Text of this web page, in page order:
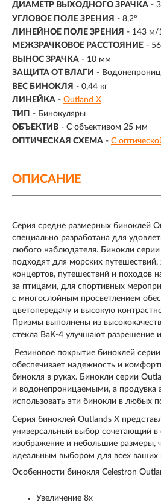
ДИАМЕТР ВЫХОДНОГО ЗРАЧКА -
УГЛОВОЕ ПОЛЕ ЗРЕНИЯ - 8,2º
ЛИНЕЙНОЕ ПОЛЕ ЗРЕНИЯ - 143 м/
МЕЖЗРАЧКОВОЕ РАССТОЯНИЕ -
ВЫНОС ЗРАЧКА - 10 мм
ЗАЩИТА ОТ ВЛАГИ -
ВЕС БИНОКЛЯ - 0,44 кг
ЛИНЕЙКА - Outland X
ТИП - Бинокуляры
ОБЪЕКТИВ - С объективом 25 мм
ОПТИЧЕСКАЯ СХЕМА - С
ОПИСАНИЕ
Серия средне размерных биноклей
специально разработана для
любого наблюдателя. Бинокли
подходят для морских
концертов, путешествий и походов
за птицами, для спортивных
с многослойным просветлением
цветопередачу и высокую
Призмы выполнены из
стекла BaK-4 улучшают разрешение
Резиновое покрытие биноклей
обеспечивает надежность и
бинокля в руках. Бинокли серии
и водонепроницаемыми, а продувка
использовать эти бинокли в любых
Серия биноклей Outlands X
универсальный выбор сочетающий в
изображение и небольшие размеры,
идеальным выбором для всех ваших
Особенности бинокля Celestron
Увеличение 8х